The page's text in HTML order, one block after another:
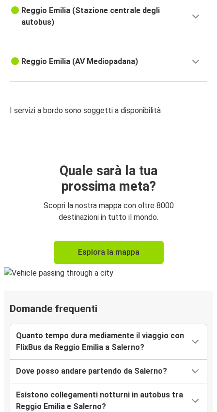
Reggio Emilia (Stazione centrale degli
autobus)
Reggio Emilia (AV Mediopadana)
I servizi a bordo sono soggetti a disponibilità
Quale sarà la tua
prossima meta?
Scopri la nostra mappa con oltre 8000
destinazioni in tutto il mondo.
Esplora la mappa
Domande frequenti
Quanto tempo dura mediamente il viaggio con
FlixBus da Reggio Emilia a Salerno?
Dove posso andare partendo da Salerno?
Esistono collegamenti notturni in autobus tra
Reggio Emilia e Salerno?